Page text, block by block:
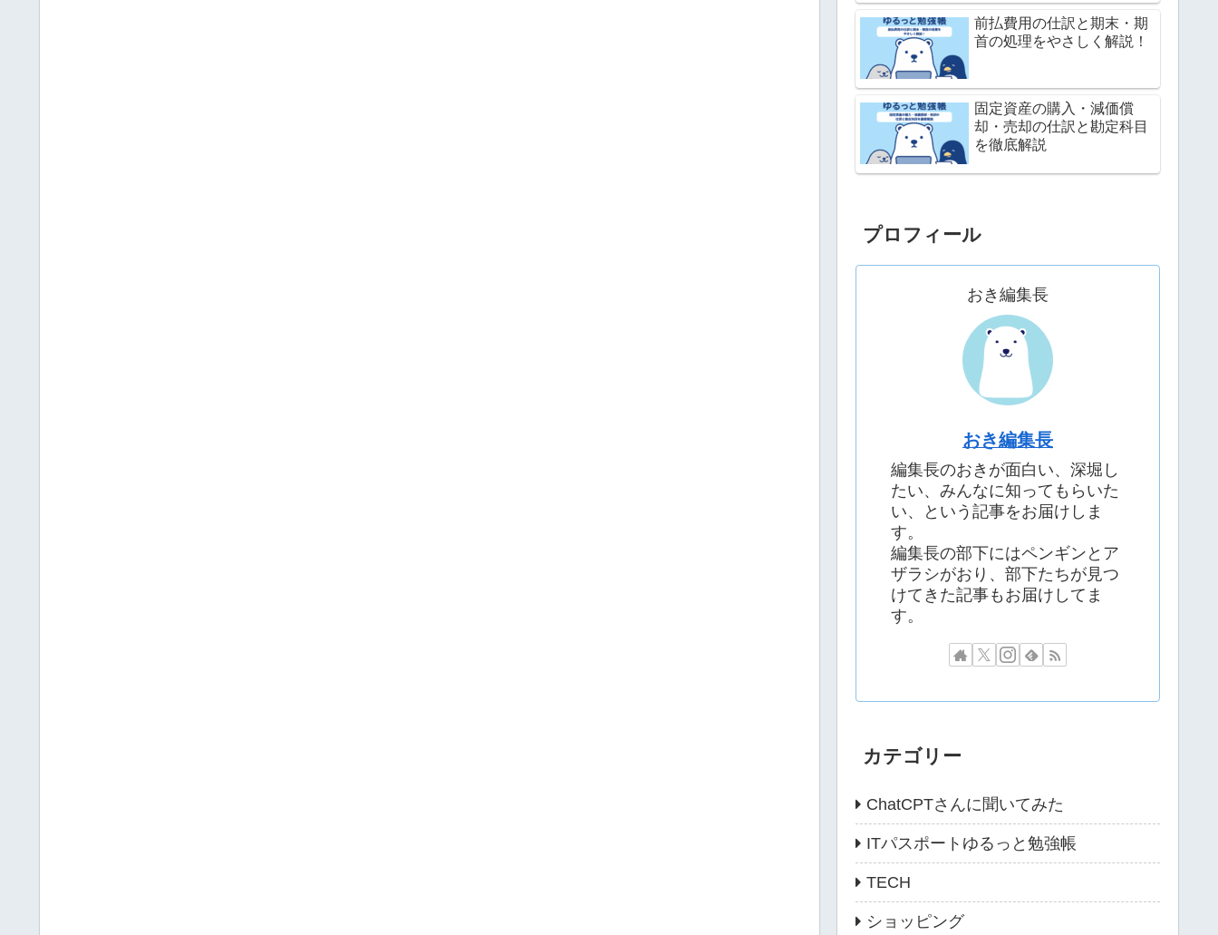
前払費用の仕訳と期末・期
首の処理をやさしく解説！
固定資産の購入・減価償
却・売却の仕訳と勘定科目
を徹底解説
プロフィール
おき編集長
おき編集長
編集長のおきが面白い、深堀し
たい、みんなに知ってもらいた
い、という記事をお届けしま
す。
編集長の部下にはペンギンとア
ザラシがおり、部下たちが見つ
けてきた記事もお届けしてま
す。
カテゴリー
ChatCPTさんに聞いてみた
ITパスポートゆるっと勉強帳
TECH
ショッピング